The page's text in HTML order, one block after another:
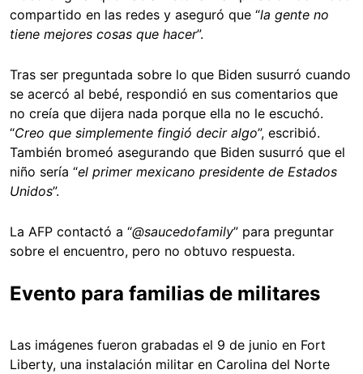
compartido en las redes y aseguró que “la gente no
tiene mejores cosas que hacer”.
Tras ser preguntada sobre lo que Biden susurró cuando
se acercó al bebé, respondió en sus comentarios que
no creía que dijera nada porque ella no le escuchó.
“Creo que simplemente fingió decir algo”, escribió.
También bromeó asegurando que Biden susurró que el
niño sería “el primer mexicano presidente de Estados
Unidos”.
La AFP contactó a “@saucedofamily” para preguntar
sobre el encuentro, pero no obtuvo respuesta.
Evento para familias de militares
Las imágenes fueron grabadas el 9 de junio en Fort
Liberty, una instalación militar en Carolina del Norte